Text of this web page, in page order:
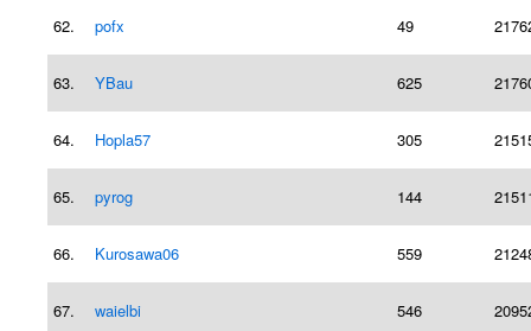
62. pofx 49
63. YBau 625
64. Hopla57 305
65. pyrog 144
66. Kurosawa06 559
67. waielbi 546